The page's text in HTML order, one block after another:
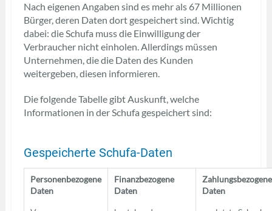
Nach eigenen Angaben sind es mehr als 67 Millionen
Bürger, deren Daten dort gespeichert sind. Wichtig
dabei: die Schufa muss die Einwilligung der
Verbraucher nicht einholen. Allerdings müssen
Unternehmen, die die Daten des Kunden
weitergeben, diesen informieren.
Die folgende Tabelle gibt Auskunft, welche
Informationen in der Schufa gespeichert sind:
Gespeicherte Schufa-Daten
Personenbezogene
Daten
Finanzbezogene
Daten
Zahlungsbezogene
Daten